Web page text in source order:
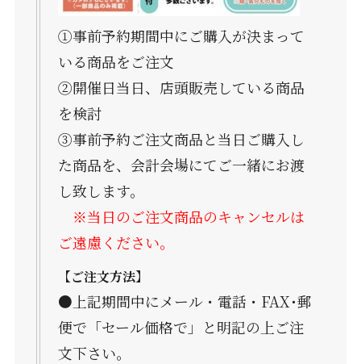
①事前予約期間中にご購入が決まって
いる商品をご注文
②開催日当日、店頭販売している商品
を検討
③事前予約ご注文商品と当日ご購入し
た商品を、会計会場にてご一緒にお渡
し致します。
※当日のご注文商品のキャンセルは
ご遠慮ください。
【ご注文方法】
●上記期間中にメール・電話・FAX･郵
便で「セール価格で」と明記の上ご注
文下さい。